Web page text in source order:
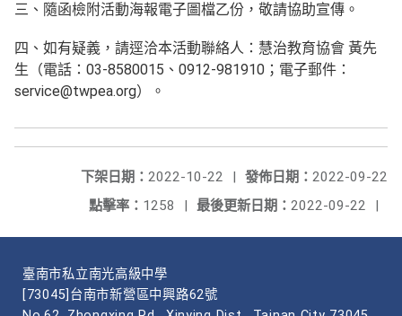
三、隨函檢附活動海報電子圖檔乙份，敬請協助宣傳。
四、如有疑義，請逕洽本活動聯絡人：慧治教育協會 黃先
生（電話：03-8580015、0912-981910；電子郵件：
service@twpea.org）。
發佈日期： 2022-09-22
下架日期： 2022-10-22
|
最後更新日期： 2022-09-22 |
點擊率： 1258 |
臺南市私立南光高級中學
[73045]台南市新營區中興路62號